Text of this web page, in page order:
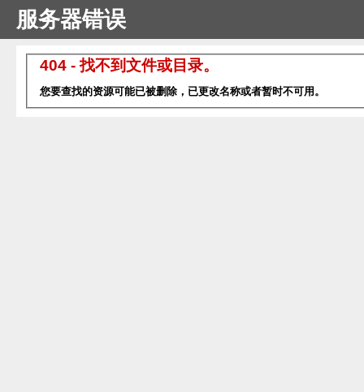
服务器错误
404 - 找不到文件或目录。
您要查找的资源可能已被删除，已更改名称或者暂时不可用。